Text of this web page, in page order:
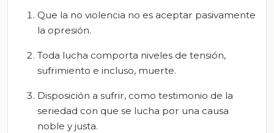
Que la no violencia no es aceptar pasivamente
la opresión.
Toda lucha comporta niveles de tensión,
sufrimiento e incluso, muerte.
Disposición a sufrir, como testimonio de la
seriedad con que se lucha por una causa
noble y justa.